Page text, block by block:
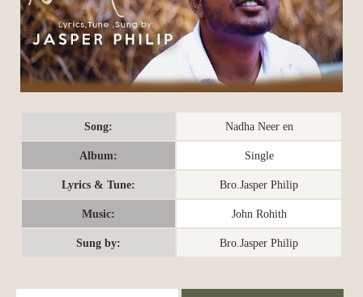
Song: Nadha Neer en
Album: Single
Lyrics & Tune: Bro.Jasper Philip
Music: John Rohith
Sung by: Bro.Jasper Philip